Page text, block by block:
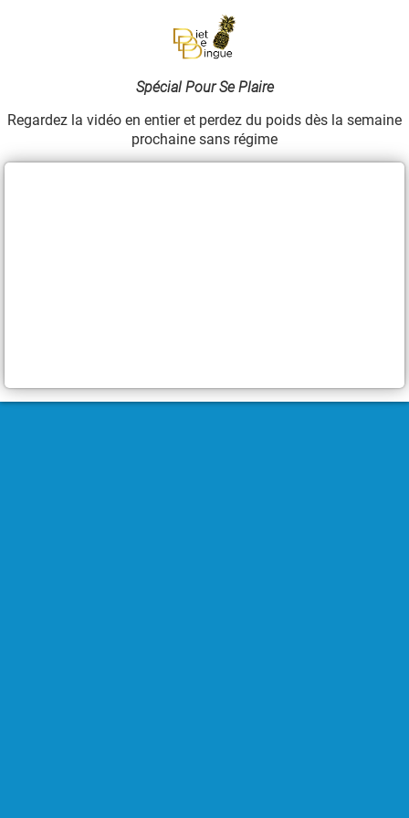
Spécial Pour Se Plaire
Regardez la vidéo en entier et perdez du poids dès la semaine
prochaine sans régime